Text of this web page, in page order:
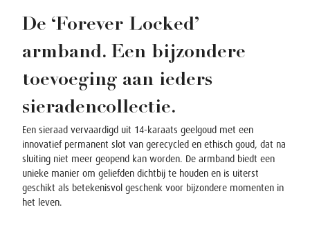
De ‘Forever Locked’
armband. Een bijzondere
toevoeging aan ieders
sieradencollectie.
Een sieraad vervaardigd uit 14-karaats geelgoud met een
innovatief permanent slot van gerecycled en ethisch goud, dat na
sluiting niet meer geopend kan worden. De armband biedt een
unieke manier om geliefden dichtbij te houden en is uiterst
geschikt als betekenisvol geschenk voor bijzondere momenten in
het leven.